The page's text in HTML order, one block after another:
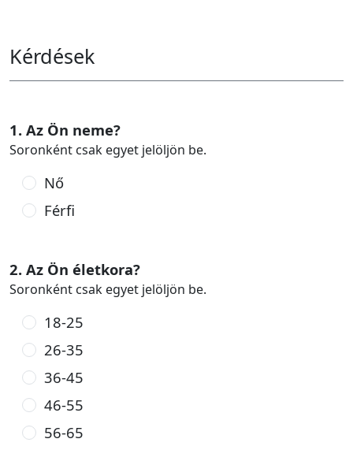
Kérdések
1. Az Ön neme?
Soronként csak egyet jelöljön be.
Nő
Férfi
2. Az Ön életkora?
Soronként csak egyet jelöljön be.
18-25
26-35
36-45
46-55
56-65